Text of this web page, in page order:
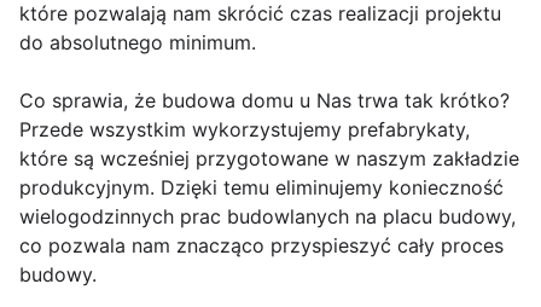
które pozwalają nam skrócić czas realizacji projektu
do absolutnego minimum.
Co sprawia, że budowa domu u Nas trwa tak krótko?
Przede wszystkim wykorzystujemy prefabrykaty,
które są wcześniej przygotowane w naszym zakładzie
produkcyjnym. Dzięki temu eliminujemy konieczność
wielogodzinnych prac budowlanych na placu budowy,
co pozwala nam znacząco przyspieszyć cały proces
budowy.